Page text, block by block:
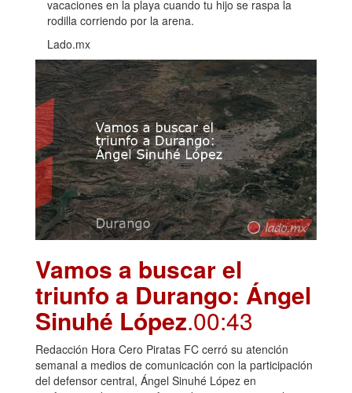
vacaciones en la playa cuando tu hijo se raspa la
rodilla corriendo por la arena.
Lado.mx
Vamos a buscar el
triunfo a Durango: Ángel
Sinuhé López.00:43
Redacción Hora Cero Piratas FC cerró su atención
semanal a medios de comunicación con la participación
del defensor central, Ángel Sinuhé López en